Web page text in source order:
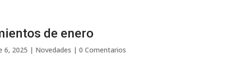
de enero
6, 2025 | Novedades |0 Comentarios